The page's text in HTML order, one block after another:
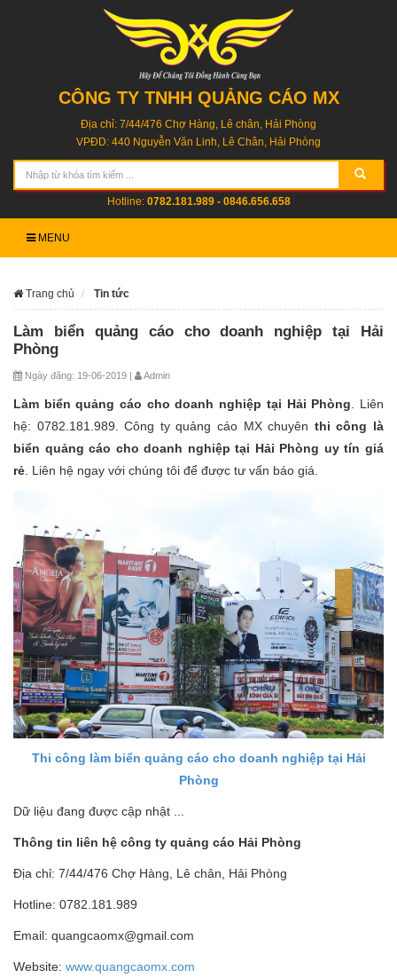
CÔNG TY TNHH QUẢNG CÁO MX
Địa chỉ: 7/44/476 Chợ Hàng, Lê chân, Hải Phòng
VPĐD: 440 Nguyễn Văn Linh, Lê Chân, Hải Phòng
Hotline: 0782.181.989 - 0846.656.658
MENU
Trang chủ Tin tức
Làm biển quảng cáo cho doanh nghiệp tại Hải
Phòng
Ngày đăng: 19-06-2019 | Admin
Làm biển quảng cáo cho doanh nghiệp tại Hải Phòng . Liên
hệ: 0782.181.989. Công ty quảng cáo MX chuyên thi công là
biển quảng cáo cho doanh nghiệp tại Hải Phòng uy tín giá
rẻ . Liên hệ ngay với chúng tôi để được tư vấn báo giá.
Thi công làm biển quảng cáo cho doanh nghiệp tại Hải
Phòng
Dữ liệu đang được cập nhật ...
Thông tin liên hệ công ty quảng cáo Hải Phòng
Địa chỉ: 7/44/476 Chợ Hàng, Lê chân, Hải Phòng
Hotline: 0782.181.989
Email: quangcaomx@gmail.com
Website: www.quangcaomx.com